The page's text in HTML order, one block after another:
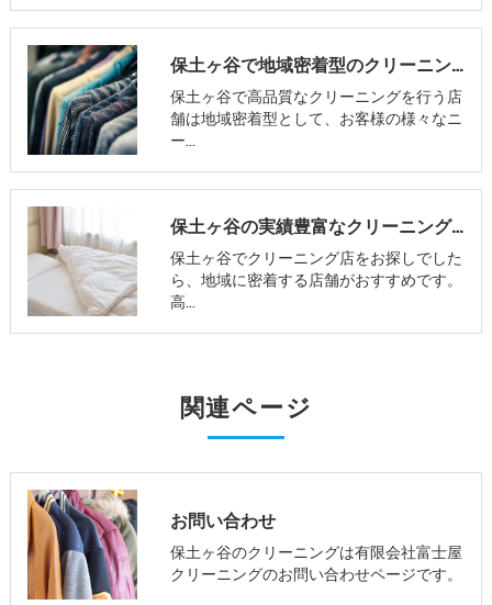
保土ヶ谷で地域密着型のクリーニング屋とは
保土ヶ谷で高品質なクリーニングを行う店
舗は地域密着型として、お客様の様々なニ
ー…
保土ヶ谷の実績豊富なクリーニング屋
保土ヶ谷でクリーニング店をお探しでした
ら、地域に密着する店舗がおすすめです。
高…
関連ページ
お問い合わせ
保土ヶ谷のクリーニングは有限会社富士屋
クリーニングのお問い合わせページです。